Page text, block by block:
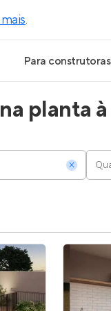
.
Para construtoras
Geração de
Geração de
Parcerias
Anunciar
planta à